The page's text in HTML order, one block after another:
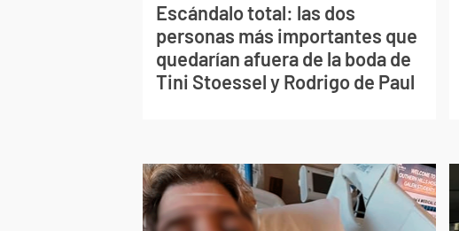
Escándalo total: las dos
personas más importantes que
quedarían afuera de la boda de
Tini Stoessel y Rodrigo de Paul